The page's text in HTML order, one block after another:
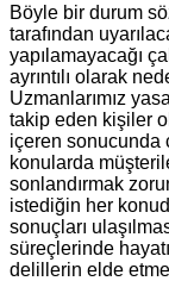
Böyle bir durum
tarafından
yapılamayacağı
ayrıntılı olarak
Uzmanlarımız
takip eden kişiler
içeren sonucunda
konularda
sonlandırmak
istediğin her
sonuçları
süreçlerinde
delillerin elde